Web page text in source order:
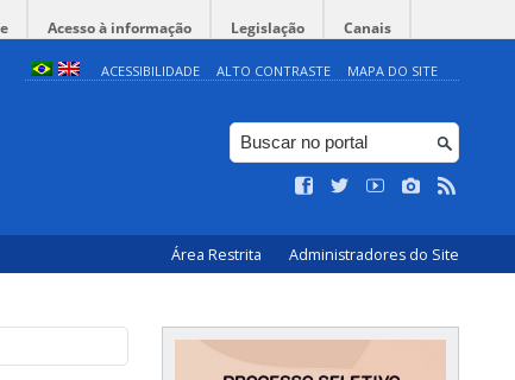
Acesso à informação Legislação Canais
ACESSIBILIDADE ALTO CONTRASTE MAPA DO SITE
Área Restrita Administradores do Site